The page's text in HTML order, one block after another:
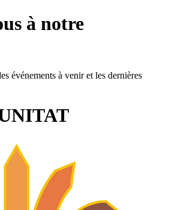
à notre
événements à venir et les dernières